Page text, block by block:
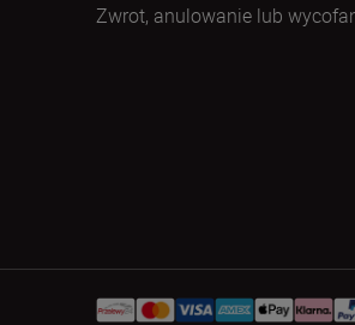
Zwrot, anulowanie lub